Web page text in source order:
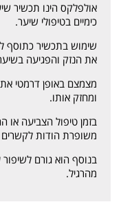
אולפלקס הינו תכשיר
כימיים בטיפולי שיער.
שימוש בתכשיר כתוסף
את הנזק והפגיעה
מצמצם באופן דרמטי
ומחזק אותו.
בזמן טיפול הצביעה
משופרת הודות לקשרים
בנוסף הוא גורם
מהרגיל.